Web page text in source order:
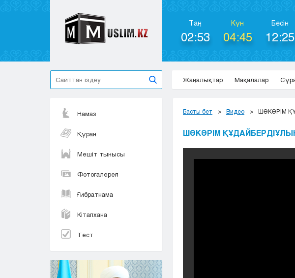
Таң
02:53
Күн
04:45
Бесін
12:25
Жаңалықтар Мақалалар
Намаз
Құран
Мешіт тынысы
Фотогалерея
Ғибратнама
Кітапхана
Тест
Басты бет Видео ШӘКӘРІМ
ШӘКӘРІМ